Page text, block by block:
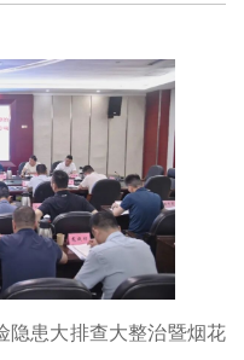
患大排查大整治暨烟花